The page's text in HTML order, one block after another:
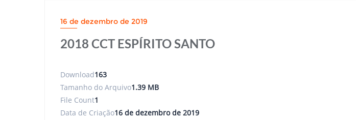
16 de dezembro de 2019
2018 CCT ESPÍRITO SANTO
Download163
Tamanho do Arquivo1.39 MB
File Count1
Data de Criação16 de dezembro de 2019